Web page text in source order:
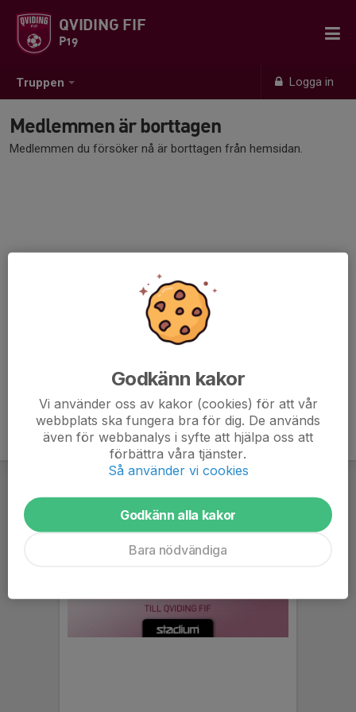
Truppen Logga in
QVIDING FIF
P19
Medlemmen är borttagen
Medlemmen du försöker nå är borttagen från hemsidan.
Godkänn kakor
Vi använder oss av kakor (cookies) för att vår
webbplats ska fungera bra för dig. De används
även för webbanalys i syfte att hjälpa oss att
förbättra våra tjänster.
Så använder vi cookies
Godkänn alla kakor
Bara nödvändiga